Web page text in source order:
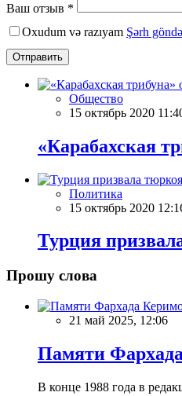
Ваш отзыв *
Oxudum və razıyam Şərh
Отправить
Общество
15 октябрь 2020
«Карабахская
Политика
15 октябрь 2020
Турция
Прошу слова
21 май 2025, 12:06
Памяти
В конце 1988 года в